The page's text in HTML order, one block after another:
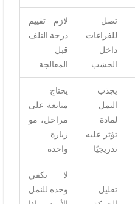
تصل
للفراغات
داخل
الخشب
لازم تقييم
درجة التلف
قبل
المعالجة
يجذب
النمل
لمادة
تؤثر عليه
تدريجيًا
يحتاج
متابعة على
مراحل، مو
زيارة
واحدة
تقليل
لا يكفي
وحده للنمل